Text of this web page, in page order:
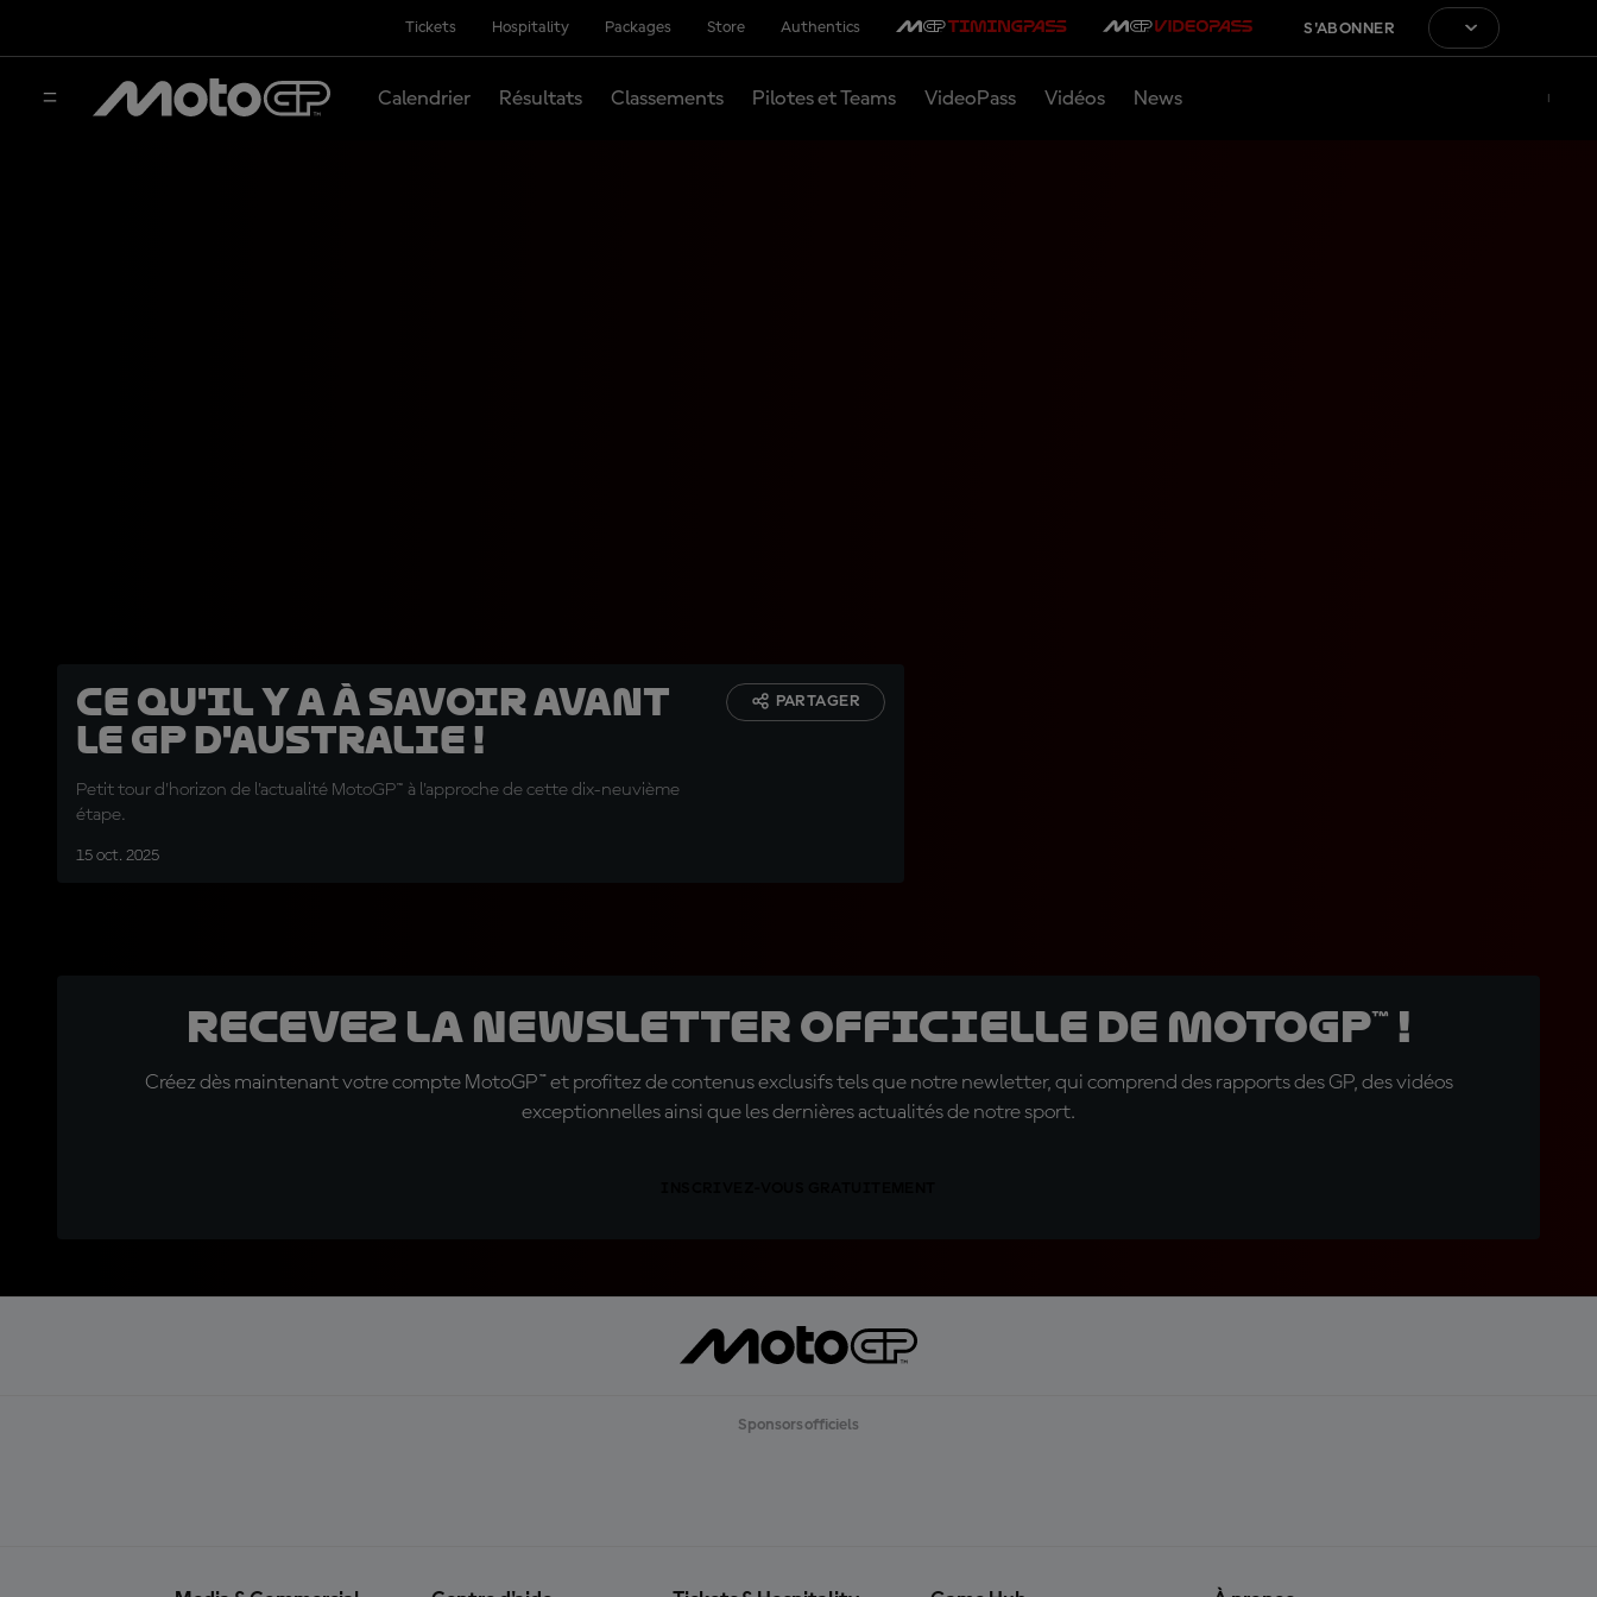
Tickets Hospitality Packages Store Authentics S'ABONNER
Calendrier Résultats Classements Pilotes et Teams VideoPass Vidéos News
Ce qu'il y a à savoir avant
le GP d'Australie !
Petit tour d'horizon de l'actualité MotoGP™ à l'approche de cette dix-neuvième
étape.
15 oct. 2025
PARTAGER
Recevez la Newsletter officielle de MotoGP™ !
Créez dès maintenant votre compte MotoGP™ et profitez de contenus exclusifs tels que notre newletter, qui comprend des rapports des GP, des vidéos
exceptionnelles ainsi que les dernières actualités de notre sport.
Sponsors officiels